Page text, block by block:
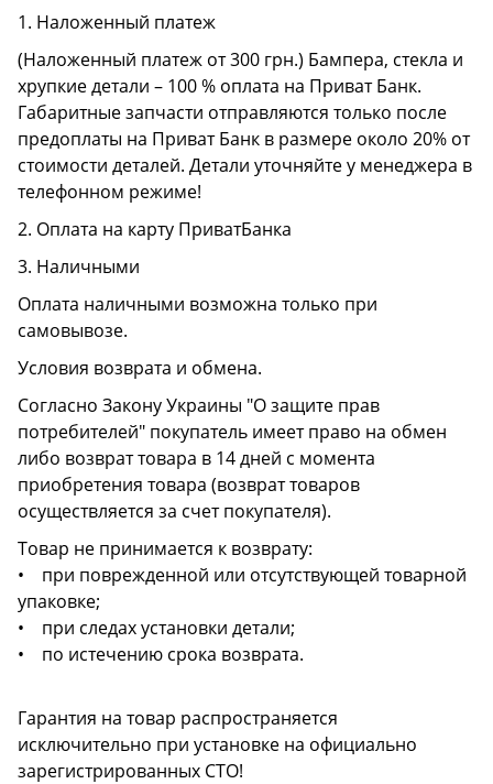
1. Наложенный платеж
(Наложенный платеж от 300 грн.) Бампера, стекла и
хрупкие детали – 100 % оплата на Приват Банк.
Габаритные запчасти отправляются только после
предоплаты на Приват Банк в размере около 20% от
стоимости деталей. Детали уточняйте у менеджера в
телефонном режиме!
2. Оплата на карту ПриватБанка
3. Наличными
Оплата наличными возможна только при
самовывозе.
Условия возврата и обмена.
Согласно Закону Украины "О защите прав
потребителей" покупатель имеет право на обмен
либо возврат товара в 14 дней с момента
приобретения товара (возврат товаров
осуществляется за счет покупателя).
Товар не принимается к возврату:
• при поврежденной или отсутствующей товарной
упаковке;
• при следах установки детали;
• по истечению срока возврата.
Гарантия на товар распространяется
исключительно при установке на официально
зарегистрированных СТО!